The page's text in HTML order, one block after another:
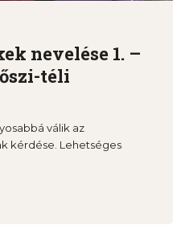
nevelése 1. –
téli
válik az
kérdése. Lehetséges